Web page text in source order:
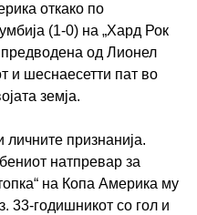
откако по
(1-0) на „Хард Рок
од Лионел
и шеснаесетти пат во
земја.
признанија.
натпревар за
на Копа Америка му
33-годишникот со гол и